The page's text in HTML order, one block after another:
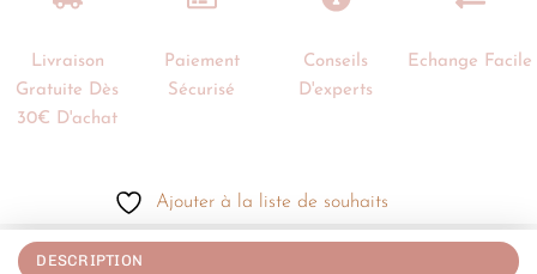
Livraison
Gratuite Dès
30€ D'achat
Paiement
Sécurisé
Conseils
D'experts
Echange Facile
Ajouter à la liste de souhaits
DESCRIPTION